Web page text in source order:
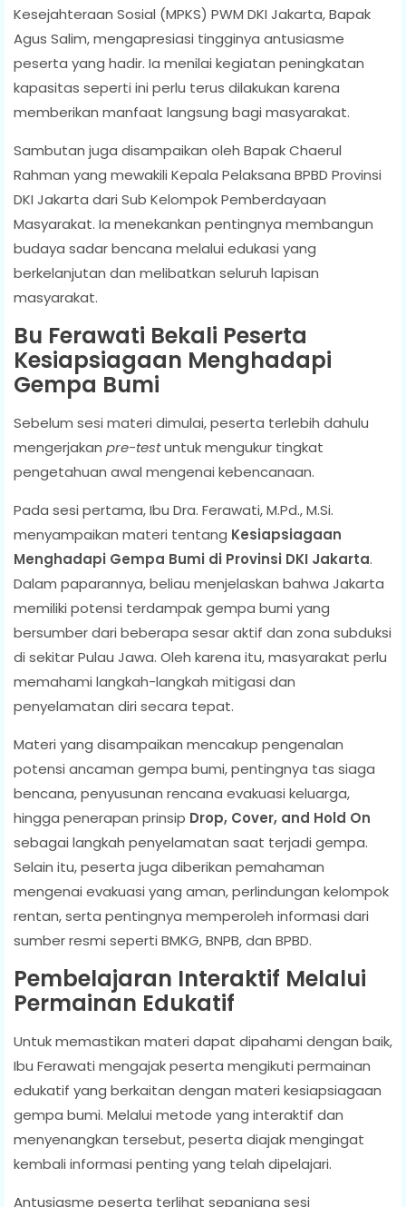
Kesejahteraan Sosial (MPKS) PWM DKI Jakarta, Bapak
Agus Salim, mengapresiasi tingginya antusiasme
peserta yang hadir. Ia menilai kegiatan peningkatan
kapasitas seperti ini perlu terus dilakukan karena
memberikan manfaat langsung bagi masyarakat.
Sambutan juga disampaikan oleh Bapak Chaerul
Rahman yang mewakili Kepala Pelaksana BPBD Provinsi
DKI Jakarta dari Sub Kelompok Pemberdayaan
Masyarakat. Ia menekankan pentingnya membangun
budaya sadar bencana melalui edukasi yang
berkelanjutan dan melibatkan seluruh lapisan
masyarakat.
Bu Ferawati Bekali Peserta
Kesiapsiagaan Menghadapi
Gempa Bumi
Sebelum sesi materi dimulai, peserta terlebih dahulu
mengerjakan pre-testuntuk mengukur tingkat
pengetahuan awal mengenai kebencanaan.
Pada sesi pertama, Ibu Dra. Ferawati, M.Pd., M.Si.
menyampaikan materi tentang Kesiapsiagaan
Menghadapi Gempa Bumi di Provinsi DKI Jakarta.
Dalam paparannya, beliau menjelaskan bahwa Jakarta
memiliki potensi terdampak gempa bumi yang
bersumber dari beberapa sesar aktif dan zona subduksi
di sekitar Pulau Jawa. Oleh karena itu, masyarakat perlu
memahami langkah-langkah mitigasi dan
penyelamatan diri secara tepat.
Materi yang disampaikan mencakup pengenalan
potensi ancaman gempa bumi, pentingnya tas siaga
bencana, penyusunan rencana evakuasi keluarga,
hingga penerapan prinsip Drop, Cover, and Hold On
sebagai langkah penyelamatan saat terjadi gempa.
Selain itu, peserta juga diberikan pemahaman
mengenai evakuasi yang aman, perlindungan kelompok
rentan, serta pentingnya memperoleh informasi dari
sumber resmi seperti BMKG, BNPB, dan BPBD.
Pembelajaran Interaktif Melalui
Permainan Edukatif
Untuk memastikan materi dapat dipahami dengan baik,
Ibu Ferawati mengajak peserta mengikuti permainan
edukatif yang berkaitan dengan materi kesiapsiagaan
gempa bumi. Melalui metode yang interaktif dan
menyenangkan tersebut, peserta diajak mengingat
kembali informasi penting yang telah dipelajari.
Antusiasme peserta terlihat sepanjang sesi